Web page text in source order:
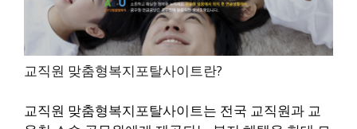
교직원 맞춤형복지포탈사이트란?
교직원 맞춤형복지포탈사이트는 전국 교직원과 교